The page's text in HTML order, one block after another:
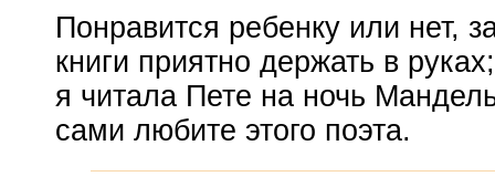
Понравится ребенку или нет,
книги приятно держать в
я читала Пете на ночь
сами любите этого поэта.